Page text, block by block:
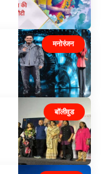
मनोरंजन
बॉलीवुड